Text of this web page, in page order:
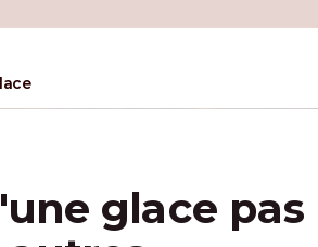
glace pas